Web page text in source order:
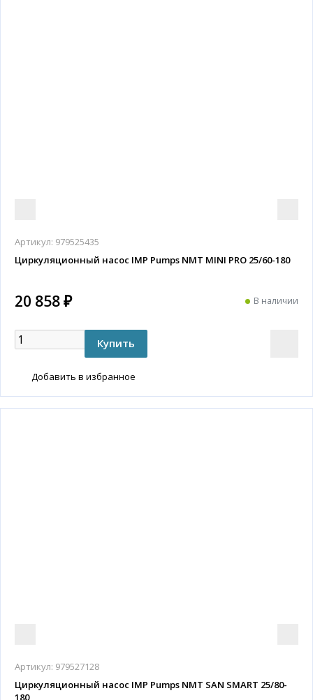
Артикул: 979525435
Циркуляционный насос IMP Pumps NMT MINI PRO 25/60-180
20 858 ₽ В наличии
Добавить в избранное
Артикул: 979527128
Циркуляционный насос IMP Pumps NMT SAN SMART 25/80-
180